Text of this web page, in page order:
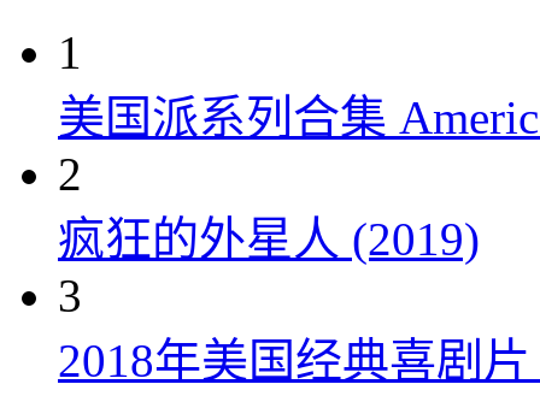
1
美国派系列合集
2
疯狂的外星人 (2019)
3
2018年美国经典喜剧